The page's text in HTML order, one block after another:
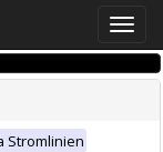
Toggle
Stromlinien